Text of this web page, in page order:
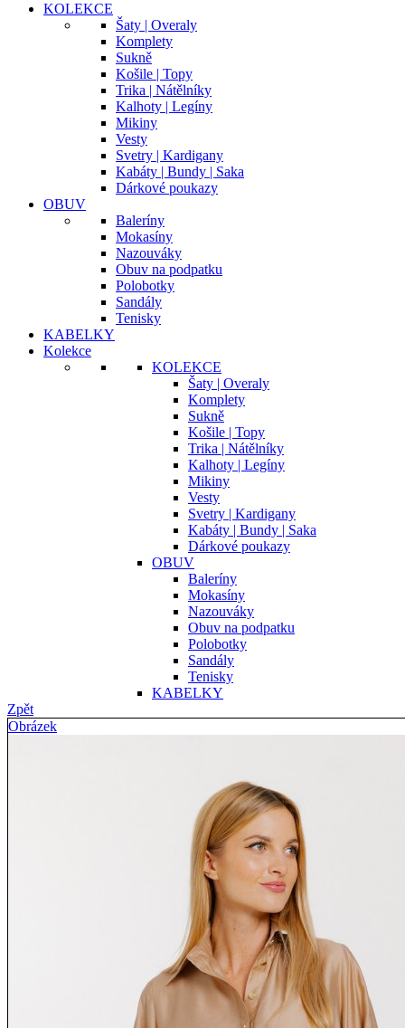
KOLEKCE
Šaty | Overaly
Komplety
Sukně
Košile | Topy
Trika | Nátělníky
Kalhoty | Legíny
Mikiny
Vesty
Svetry | Kardigany
Kabáty | Bundy | Saka
Dárkové poukazy
OBUV
Baleríny
Mokasíny
Nazouváky
Obuv na podpatku
Polobotky
Sandály
Tenisky
KABELKY
Kolekce
KOLEKCE
Šaty | Overaly
Komplety
Sukně
Košile | Topy
Trika | Nátělníky
Kalhoty | Legíny
Mikiny
Vesty
Svetry | Kardigany
Kabáty | Bundy | Saka
Dárkové poukazy
OBUV
Baleríny
Mokasíny
Nazouváky
Obuv na podpatku
Polobotky
Sandály
Tenisky
KABELKY
Zpět
Obrázek